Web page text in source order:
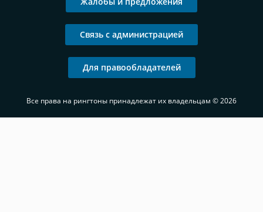
Связь с администрацией
Для правообладателей
Все права на рингтоны принадлежат их владельцам © 2026